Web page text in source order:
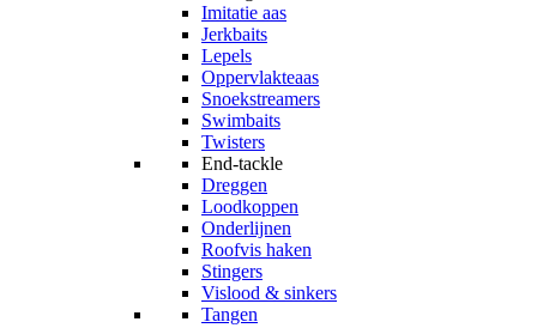
Imitatie aas
Jerkbaits
Lepels
Oppervlakteaas
Snoekstreamers
Swimbaits
Twisters
End-tackle
Dreggen
Loodkoppen
Onderlijnen
Roofvis haken
Stingers
Vislood & sinkers
Tangen